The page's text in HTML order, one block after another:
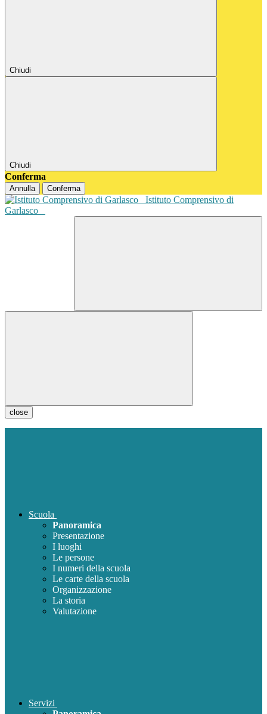
Chiudi
Chiudi
Conferma
Annulla Conferma
Istituto Comprensivo di
Garlasco
close
Scuola
Panoramica
Presentazione
I luoghi
Le persone
I numeri della scuola
Le carte della scuola
Organizzazione
La storia
Valutazione
Servizi